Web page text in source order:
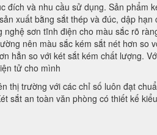
đích và nhu cầu sử dụng. Sản phẩm
xuất bằng sắt thép và đúc, dập
sơn tĩnh điện cho màu sắc rõ
nên màu sắc kém sắt nét hơn so
hẳn so với két sắt kém chất lượng.
tử cho mình
thị trường với các chỉ số luôn đạt
sắt an toàn văn phòng có thiết kế